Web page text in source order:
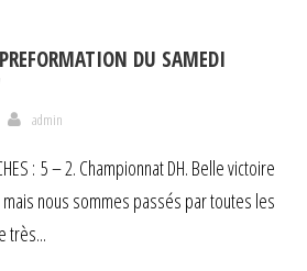
DU SAMEDI
admin
: 5 – 2. Championnat DH. Belle victoire
nous sommes passés par toutes les
très...